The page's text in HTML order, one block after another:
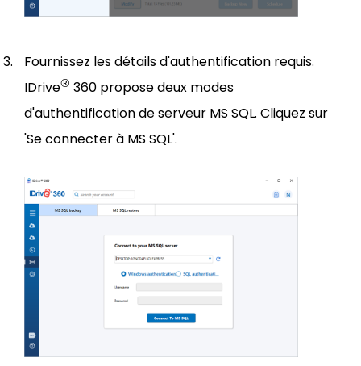
Fournissez les détails d'authentification requis.
IDrive® 360 propose deux modes
d'authentification de serveur MS SQL. Cliquez sur
'Se connecter à MS SQL'.